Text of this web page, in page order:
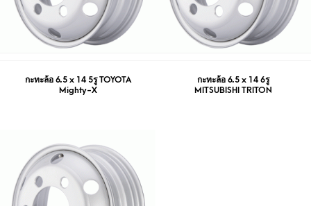
กะทะล้อ 6.5 x 14 5รู TOYOTA
Mighty-X
กะทะล้อ 6.5 x 14 6รู
MITSUBISHI TRITON